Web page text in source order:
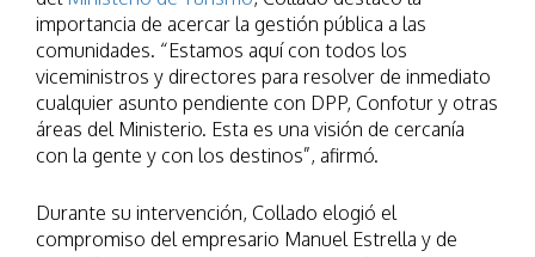
importancia de acercar la gestión pública a las
comunidades. “Estamos aquí con todos los
viceministros y directores para resolver de inmediato
cualquier asunto pendiente con DPP, Confotur y otras
áreas del Ministerio. Esta es una visión de cercanía
con la gente y con los destinos”, afirmó.
Durante su intervención, Collado elogió el
compromiso del empresario Manuel Estrella y de